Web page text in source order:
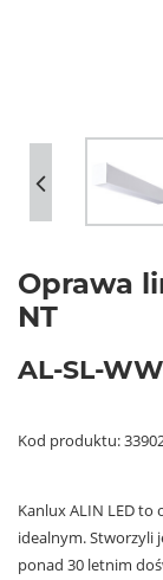
Oprawa
NT
AL-SL-
Kod produktu:
Kanlux ALIN LED to
idealnym. Stworzyli
ponad 30 letnim